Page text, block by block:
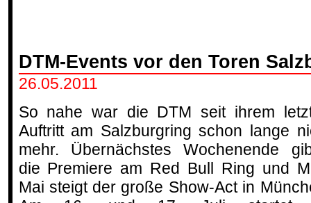
DTM-Events vor den Toren
26.05.2011
So nahe war die DTM seit ihrem
Auftritt am Salzburgring schon lange
mehr. Übernächstes Wochenende
die Premiere am Red Bull Ring und
Mai steigt der große Show-Act in